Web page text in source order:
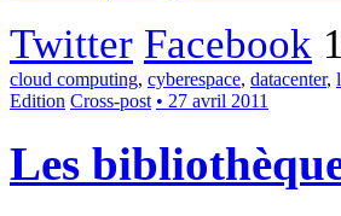
Twitter Facebook
cloud computing, cyberespace, datacenter,
Edition Cross-post • 27 avril 2011
Les